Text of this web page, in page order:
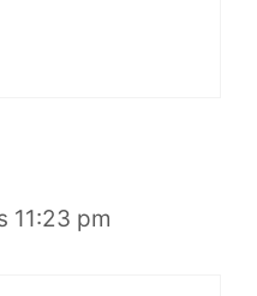
11:23 pm